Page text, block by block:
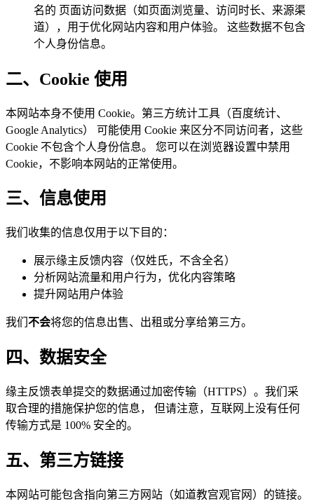
名的 页面访问数据（如页面浏览量、访问时长、来源渠
道），用于优化网站内容和用户体验。 这些数据不包含
个人身份信息。
二、Cookie 使用
本网站本身不使用 Cookie。第三方统计工具（百度统计、
Google Analytics） 可能使用 Cookie 来区分不同访问者，这些
Cookie 不包含个人身份信息。 您可以在浏览器设置中禁用
Cookie，不影响本网站的正常使用。
三、信息使用
我们收集的信息仅用于以下目的：
展示缘主反馈内容（仅姓氏，不含全名）
分析网站流量和用户行为，优化内容策略
提升网站用户体验
我们 不会将您的信息出售、出租或分享给第三方。
四、数据安全
缘主反馈表单提交的数据通过加密传输（HTTPS）。我们采
取合理的措施保护您的信息， 但请注意，互联网上没有任何
传输方式是 100% 安全的。
五、第三方链接
本网站可能包含指向第三方网站（如道教宫观官网）的链接。